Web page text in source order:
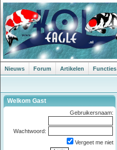
Nieuws Forum Artikelen Functies
Welkom Gast
Gebruikersnaam:
Wachtwoord:
Vergeet me niet